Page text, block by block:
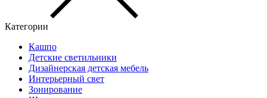
Категории
Кашпо
Детские светильники
Дизайнерская детская мебель
Интерьерный свет
Зонирование